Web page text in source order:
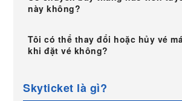
này không?
Tôi có thể thay đổi hoặc hủy vé
khi đặt vé không?
Skyticket là gì?